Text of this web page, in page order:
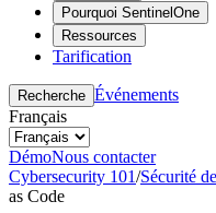
Pourquoi SentinelOne
Ressources
Tarification
Recherche Événements
Français
DémoNous contacter
Cybersecurity 101/Sécurité
as Code